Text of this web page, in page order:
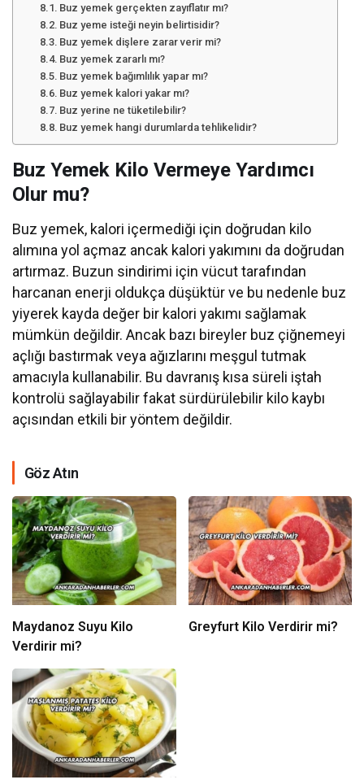
Buz yemek gerçekten zayıflatır mı?
Buz yeme isteği neyin belirtisidir?
Buz yemek dişlere zarar verir mi?
Buz yemek zararlı mı?
Buz yemek bağımlılık yapar mı?
Buz yemek kalori yakar mı?
Buz yerine ne tüketilebilir?
Buz yemek hangi durumlarda tehlikelidir?
Buz Yemek Kilo Vermeye Yardımcı
Olur mu?
Buz yemek, kalori içermediği için doğrudan kilo
alımına yol açmaz ancak kalori yakımını da doğrudan
artırmaz. Buzun sindirimi için vücut tarafından
harcanan enerji oldukça düşüktür ve bu nedenle buz
yiyerek kayda değer bir kalori yakımı sağlamak
mümkün değildir. Ancak bazı bireyler buz çiğnemeyi
açlığı bastırmak veya ağızlarını meşgul tutmak
amacıyla kullanabilir. Bu davranış kısa süreli iştah
kontrolü sağlayabilir fakat sürdürülebilir kilo kaybı
açısından etkili bir yöntem değildir.
Göz Atın
Maydanoz Suyu Kilo
Verdirir mi?
Greyfurt Kilo Verdirir mi?